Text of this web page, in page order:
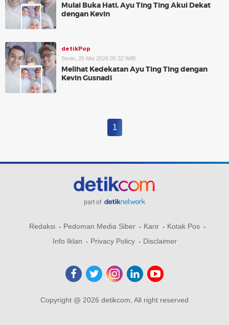
Mulai Buka Hati, Ayu Ting Ting Akui Dekat
dengan Kevin
detikPop
Senin, 25 Mei 2026 05:32 WIB
Melihat Kedekatan Ayu Ting Ting dengan
Kevin Gusnadi
1
part of
Redaksi Pedoman Media Siber Karir
Kotak Pos
Info Iklan
Privacy Policy Disclaimer
Copyright @ 2026 detikcom, All right reserved